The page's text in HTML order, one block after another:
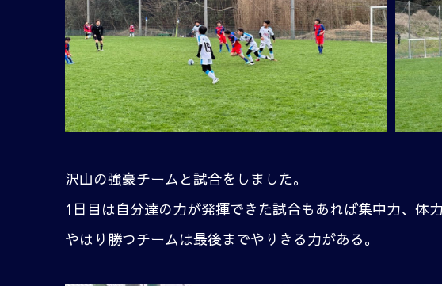
沢山の強豪チームと試合をしました。
1日目は自分達の力が発揮できた試合もあれば集中力、体
やはり勝つチームは最後までやりきる力がある。